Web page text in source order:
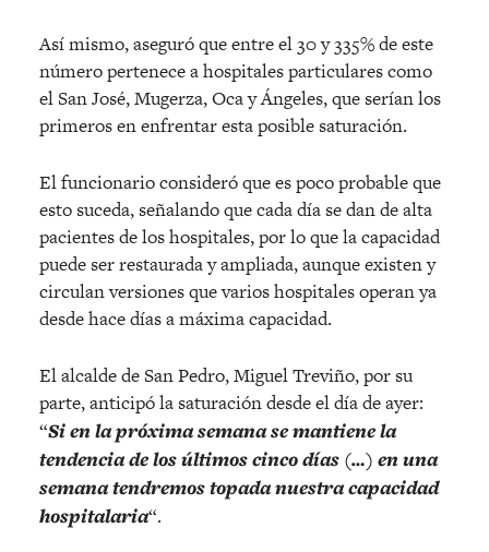
Así mismo, aseguró que entre el 30 y 335% de este
número pertenece a hospitales particulares como
el San José, Mugerza, Oca y Ángeles, que serían los
primeros en enfrentar esta posible saturación.
El funcionario consideró que es poco probable que
esto suceda, señalando que cada día se dan de alta
pacientes de los hospitales, por lo que la capacidad
puede ser restaurada y ampliada, aunque existen y
circulan versiones que varios hospitales operan ya
desde hace días a máxima capacidad.
El alcalde de San Pedro, Miguel Treviño, por su
parte, anticipó la saturación desde el día de ayer:
“Si en la próxima semana se mantiene la
tendencia de los últimos cinco días (…) en una
semana tendremos topada nuestra capacidad
hospitalaria“.